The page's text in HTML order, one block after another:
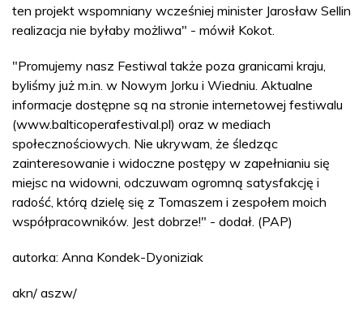
ten projekt wspomniany wcześniej minister Jarosław Sellin
realizacja nie byłaby możliwa" - mówił Kokot.
"Promujemy nasz Festiwal także poza granicami kraju,
byliśmy już m.in. w Nowym Jorku i Wiedniu. Aktualne
informacje dostępne są na stronie internetowej festiwalu
(www.balticoperafestival.pl) oraz w mediach
społecznościowych. Nie ukrywam, że śledząc
zainteresowanie i widoczne postępy w zapełnianiu się
miejsc na widowni, odczuwam ogromną satysfakcję i
radość, którą dzielę się z Tomaszem i zespołem moich
współpracowników. Jest dobrze!" - dodał. (PAP)
autorka: Anna Kondek-Dyoniziak
akn/ aszw/